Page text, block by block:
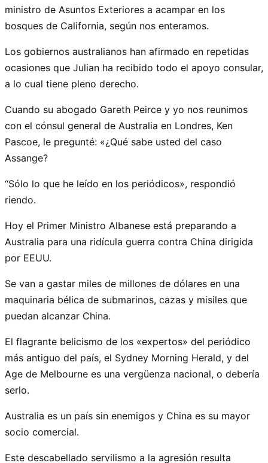
ministro de Asuntos Exteriores a acampar en los
bosques de California, según nos enteramos.
Los gobiernos australianos han afirmado en repetidas
ocasiones que Julian ha recibido todo el apoyo consular,
a lo cual tiene pleno derecho.
Cuando su abogado Gareth Peirce y yo nos reunimos
con el cónsul general de Australia en Londres, Ken
Pascoe, le pregunté: «¿Qué sabe usted del caso
Assange?
“Sólo lo que he leído en los periódicos», respondió
riendo.
Hoy el Primer Ministro Albanese está preparando a
Australia para una ridícula guerra contra China dirigida
por EEUU.
Se van a gastar miles de millones de dólares en una
maquinaria bélica de submarinos, cazas y misiles que
puedan alcanzar China.
El flagrante belicismo de los «expertos» del periódico
más antiguo del país, el Sydney Morning Herald, y del
Age de Melbourne es una vergüenza nacional, o debería
serlo.
Australia es un país sin enemigos y China es su mayor
socio comercial.
Este descabellado servilismo a la agresión resulta